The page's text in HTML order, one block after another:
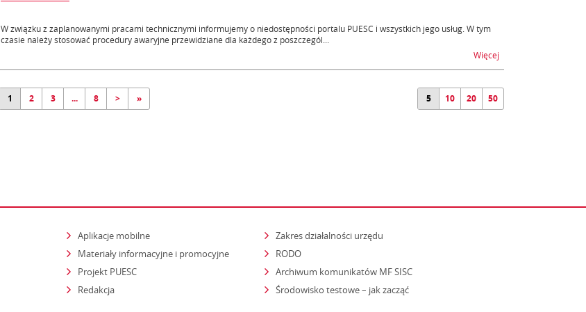
W związku z zaplanowanymi pracami technicznymi informujemy o niedostępności portalu PUESC i wszystkich jego usług. W tym
czasie należy stosować procedury awaryjne przewidziane dla każdego z poszczegól...
Więcej
1 2 3 ... 8 > » 5 10 20 50
Aplikacje mobilne
Materiały informacyjne i promocyjne
Projekt PUESC
Redakcja
Zakres działalności urzędu
RODO
Archiwum komunikatów MF SISC
Środowisko testowe – jak zacząćstrona otwiera się w nowym oknie